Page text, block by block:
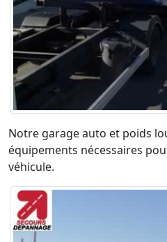
Notre garage auto et poids
équipements nécessaires
véhicule.